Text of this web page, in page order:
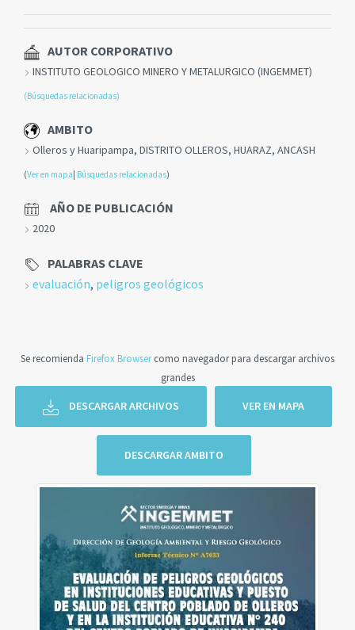
AUTOR CORPORATIVO
INSTITUTO GEOLOGICO MINERO Y METALURGICO (INGEMMET)
(Búsquedas relacionadas)
AMBITO
Olleros y Huaripampa, DISTRITO OLLEROS, HUARAZ, ANCASH
(Ver en mapa Búsquedas relacionadas)
AÑO DE PUBLICACIÓN
2020
PALABRAS CLAVE
evaluación, peligros geológicos
Se recomienda Firefox Browsercomo navegador para descargar archivos
grandes
DESCARGAR ARCHIVOS VER EN MAPA
DESCARGAR AMBITO